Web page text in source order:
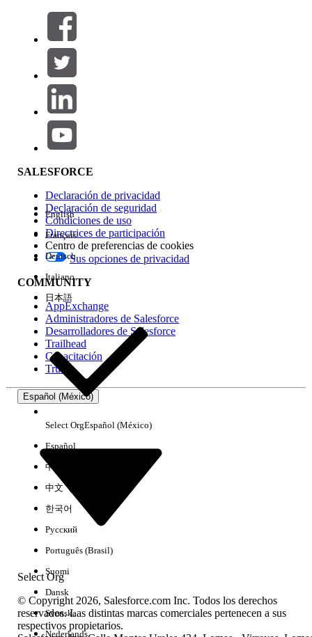
Filtrar por (0)
SELECCIONAR FILTROS
Área de productos
Repercusión de función
Edición
Experiencia
No hay resultados
SALESFORCE
Declaración de privacidad
Declaración de seguridad
Condiciones de uso
Directrices de participación
Centro de preferencias de cookies
Sus opciones de privacidad
COMMUNITY
AppExchange
Administradores de Salesforce
Desarrolladores de Salesforce
Trailhead
Capacitación
Trust
Español (México)
Select Org
English
Français
Deutsch
Italiano
日本語
Select OrgEspañol (México)
Español
中文（简体）
中文（繁體）
한국어
Русский
Português (Brasil)
Suomi
Dansk
Svenska
Nederlands
© Copyright 2026, Salesforce.com Inc. Todos los derechos
reservados. Las distintas marcas comerciales pertenecen a sus
respectivos propietarios.